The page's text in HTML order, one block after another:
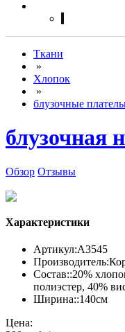
Ткани
»
Хлопок
»
блузочные
блузочная
Обзор Отзывы
Характеристики
Артикул:А3545
Производитель:
Состав::20%
полиэстер, 40%
Ширина::140см
Цена: